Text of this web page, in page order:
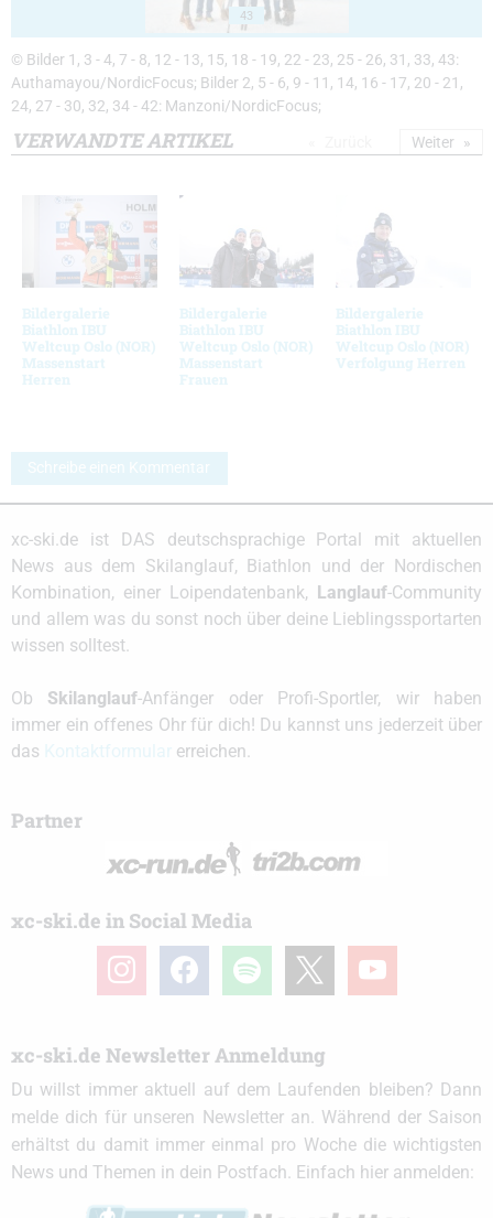
43
© Bilder 1, 3 - 4, 7 - 8, 12 - 13, 15, 18 - 19, 22 - 23, 25 - 26, 31, 33, 43:
Authamayou/NordicFocus; Bilder 2, 5 - 6, 9 - 11, 14, 16 - 17, 20 - 21,
24, 27 - 30, 32, 34 - 42: Manzoni/NordicFocus;
VERWANDTE ARTIKEL
Bildergalerie
Biathlon IBU
Weltcup Oslo (NOR)
Massenstart
Herren
Bildergalerie
Biathlon IBU
Weltcup Oslo (NOR)
Massenstart
Frauen
Bildergalerie
Biathlon IBU
Weltcup Oslo (NOR)
Verfolgung Herren
Weiter
Schreibe einen Kommentar
xc-ski.de ist DAS deutschsprachige Portal mit aktuellen
News aus dem Skilanglauf, Biathlon und der Nordischen
Kombination, einer Loipendatenbank,
Langlauf-Community
und allem was du sonst noch über deine Lieblingssportarten
wissen solltest.
Ob Skilanglauf-Anfänger oder Profi-Sportler, wir haben
immer ein offenes Ohr für dich! Du kannst uns jederzeit über
das
erreichen.
Partner
xc-ski.de in Social Media
instagramfacebook spotify youtube
xc-ski.de Newsletter Anmeldung
Du willst immer aktuell auf dem Laufenden bleiben? Dann
melde dich für unseren Newsletter an. Während der Saison
erhältst du damit immer einmal pro Woche die wichtigsten
News und Themen in dein Postfach. Einfach hier anmelden: